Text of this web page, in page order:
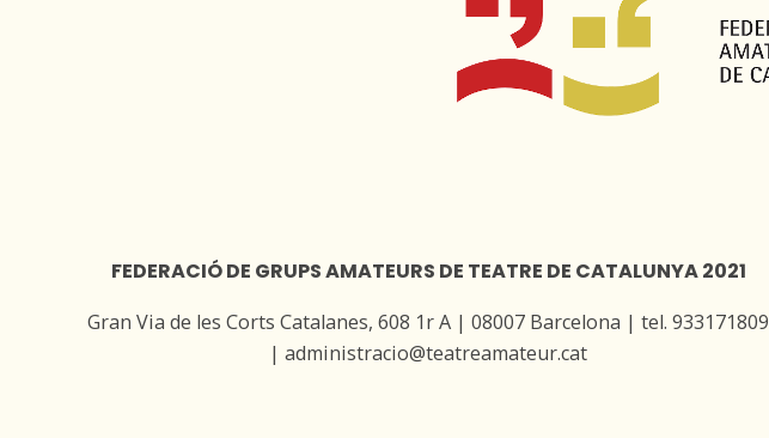
FEDERACIÓ DE GRUPS AMATEURS DE TEATRE DE CATALUNYA 2021
Gran Via de les Corts Catalanes, 608 1r A | 08007 Barcelona | tel. 933171809
| administracio@teatreamateur.cat